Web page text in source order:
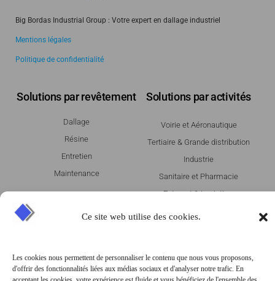
Ce site web utilise des cookies.
Les cookies nous permettent de personnaliser le contenu que nous vous proposons,
d'offrir des fonctionnalités liées aux médias sociaux et d'analyser notre trafic. En
Big Bordas Industrial Group : Votre expert en dallage industriel
Mentions légales
Politique de confidentialité
Solutions par revêtement
Dallage
Résine
Entretien
Maintenance
Solutions par activités
Voirie et Aéronautique
Tertiaire & Grande distribution
Industrie
Sanitaire et Pharmacie
Entrepot & Logistique
AOSTE
Contactez-nous